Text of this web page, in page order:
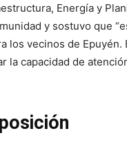
Energía y
y sostuvo que
los vecinos de Epuyén.
la capacidad de